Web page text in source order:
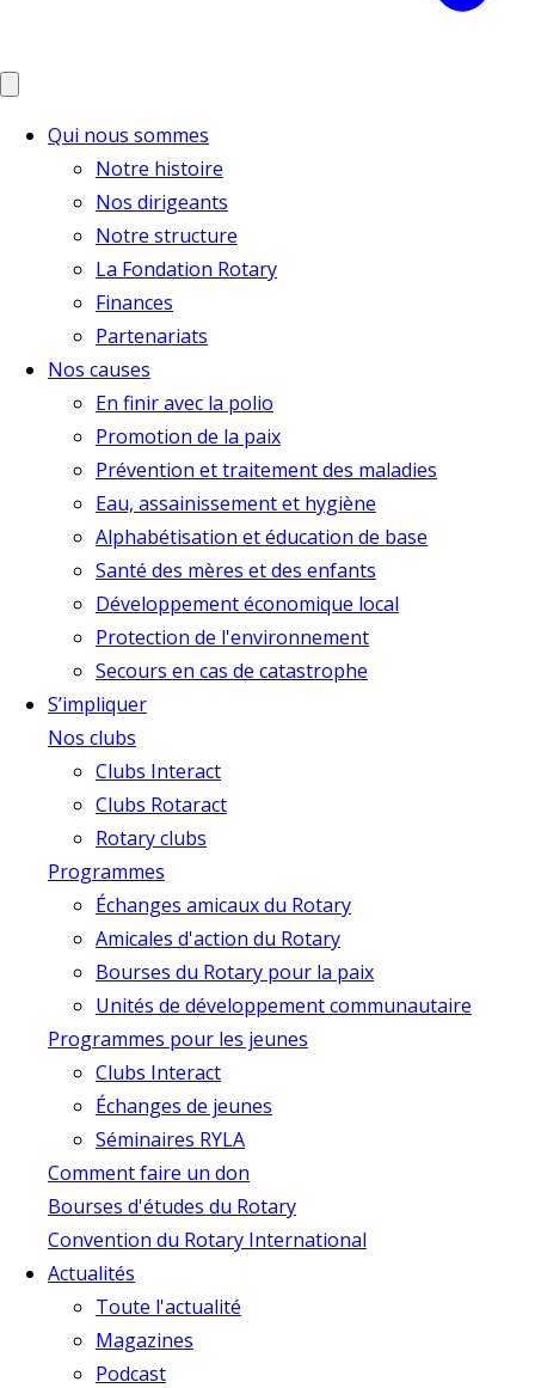
Qui nous sommes
Notre histoire
Nos dirigeants
Notre structure
La Fondation Rotary
Finances
Partenariats
Nos causes
En finir avec la polio
Promotion de la paix
Prévention et traitement des maladies
Eau, assainissement et hygiène
Alphabétisation et éducation de base
Santé des mères et des enfants
Développement économique local
Protection de l'environnement
Secours en cas de catastrophe
S’impliquer
Nos clubs
Clubs Interact
Clubs Rotaract
Rotary clubs
Programmes
Échanges amicaux du Rotary
Amicales d'action du Rotary
Bourses du Rotary pour la paix
Unités de développement communautaire
Programmes pour les jeunes
Clubs Interact
Échanges de jeunes
Séminaires RYLA
Comment faire un don
Bourses d'études du Rotary
Convention du Rotary International
Actualités
Toute l'actualité
Magazines
Podcast